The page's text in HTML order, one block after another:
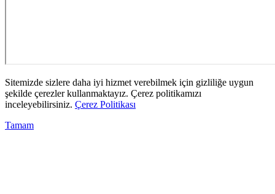
Sitemizde sizlere daha iyi hizmet verebilmek için gizliliğe uygun
şekilde çerezler kullanmaktayız. Çerez politikamızı
inceleyebilirsiniz. Çerez Politikası
Tamam